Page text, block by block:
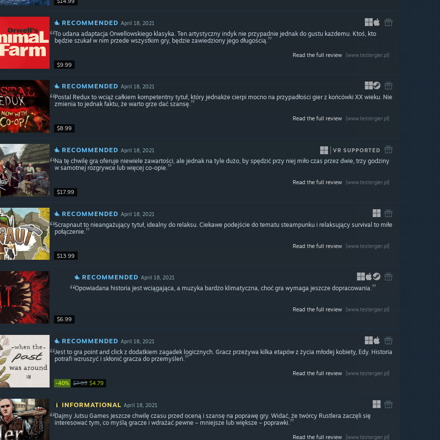
$9.99
RECOMMENDED April 18, 2021
To udana adaptacja Orwellowskiego klasyka. Ten artystyczny indyk nie przypadnie jednak do gustu każdemu. Ktoś, kto
będzie szukał w nim przede wszystkim gry, będzie zawiedziony jego długością.
Read the full review [www.testergier.pl]
$8.99
RECOMMENDED April 18, 2021
Postal Redux to wciąż całkiem kompetentny tytuł, który jednakże cierpi mocno na przypadłości gier z końcówki XX wieku. Nie
zmienia to jednak faktu, że warto grze dać szansę.
Read the full review [www.testergier.pl]
$17.99
RECOMMENDED April 18, 2021 VR SUPPORTED
Na tę chwilę gra oferuje niewiele zawartości, ale jednak na tyle dużo, by spędzić przy niej miło czas przez dwie, trzy godziny
w samotnej rozgrywce lub więcej co-opie.
Read the full review [www.testergier.pl]
$13.99
RECOMMENDED April 18, 2021
Scrapnaut to nieangażujący tytuł, idealny do relaksu. Ciekawe podejście do tematu steampunku i relaksujący survival to miłe
połączenie.
Read the full review [www.testergier.pl]
$6.99
RECOMMENDED April 18, 2021
Opowiadana historia jest wciągająca, a muzyka bardzo klimatyczna, choć gra wymaga jeszcze dopracowania.
Read the full review [www.testergier.pl]
-40% $7.99 $4.79
RECOMMENDED April 18, 2021
Jest to gra point and click z dodatkiem zagadek logicznych. Gracz przeżywa kilka etapów z życia młodej kobiety, Edy. Historia
potrafi wzruszyć i skłonić gracza do przemyśleń.
Read the full review [www.testergier.pl]
INFORMATIONAL April 18, 2021
Dajmy Jutsu Games jeszcze chwilę czasu przed oceną i szansę na poprawę gry. Widać, że twórcy Rustlera zaczęli się
interesować tym, co myślą gracze i wdrażać pewne – mniejsze lub większe – poprawki.
Read the full review [www.testergier.pl]